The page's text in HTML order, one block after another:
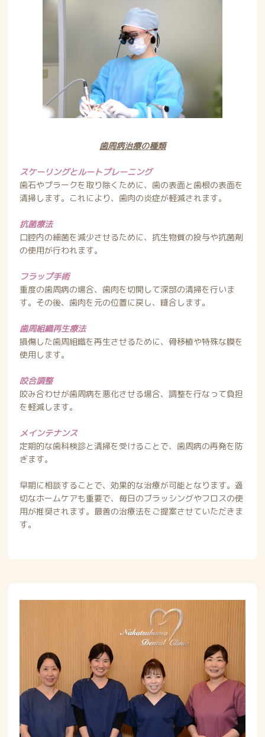
歯周病治療の種類
スケーリングとルートプレーニング
歯石やプラークを取り除くために、歯の表面と歯根の表面を
清掃します。これにより、歯肉の炎症が軽減されます。
抗菌療法
口腔内の細菌を減少させるために、抗生物質の投与や抗菌剤
の使用が行われます。
フラップ手術
重度の歯周病の場合、歯肉を切開して深部の清掃を行いま
す。その後、歯肉を元の位置に戻し、縫合します。
歯周組織再生療法
損傷した歯周組織を再生させるために、骨移植や特殊な膜を
使用します。
咬合調整
咬み合わせが歯周病を悪化させる場合、調整を行なって負担
を軽減します。
メインテナンス
定期的な歯科検診と清掃を受けることで、歯周病の再発を防
ぎます。
早期に相談することで、効果的な治療が可能となります。適
切なホームケアも重要で、毎日のブラッシングやフロスの使
用が推奨されます。最善の治療法をご提案させていただきま
す。